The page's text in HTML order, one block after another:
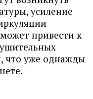
усиление
привести к
что уже однажды